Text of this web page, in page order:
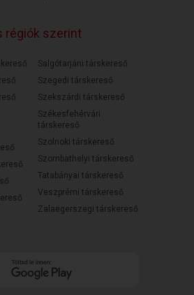
régiók szerint
Salgótarjáni társkereső
Szegedi társkereső
Szekszárdi társkereső
Székesfehérvári
társkereső
Szolnoki társkereső
Szombathelyi társkereső
Tatabányai társkereső
Veszprémi társkereső
Zalaegerszegi társkereső